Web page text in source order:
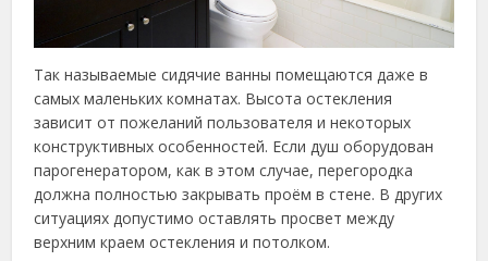
Так называемые сидячие ванны помещаются даже в
самых маленьких комнатах. Высота остекления
зависит от пожеланий пользователя и некоторых
конструктивных особенностей. Если душ оборудован
парогенератором, как в этом случае, перегородка
должна полностью закрывать проём в стене. В других
ситуациях допустимо оставлять просвет между
верхним краем остекления и потолком.